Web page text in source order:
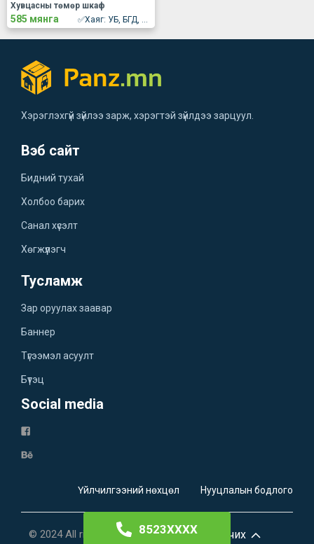
8523XXXX
✅Хаяг: УБ, БГД, 16-р хороо 4-р хэсэг, 28Б байр 2давхар үйлчилгээ /Баруун 4замаас Төв гандан өгсөх зам дагуу/ Ганган апартмэнтын 2давхарт
Хувцасны төмөр шкаф
585 мянга
Хэрэглэхгүй зүйлээ зарж, хэрэгтэй зүйлдээ зарцуул.
Вэб сайт
Бидний тухай
Холбоо барих
Санал хүсэлт
Хөгжүүлэгч
Тусламж
Зар оруулах заавар
Баннер
Түгээмэл асуулт
Бүтэц
Social media
Үйлчилгээний нөхцөл Нууцлалын бодлого
© 2024 All rights reserved. Дээш очих